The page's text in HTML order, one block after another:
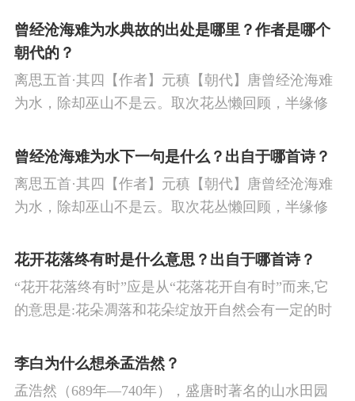
来欣赏一下一生必背的诗词名句，每一句都足够惊
艳。
曾经沧海难为水典故的出处是哪里？作者是哪个
朝代的？
离思五首·其四【作者】元稹【朝代】唐曾经沧海难
为水，除却巫山不是云。取次花丛懒回顾，半缘修
为顾；若除了巫山，别处的云便不称其为云。仓促
因为修道人的清心寡欲，一半是因为曾经拥有过的
你。赏析此为悼念亡妻韦丛之作。诗人运用“索物以
的恩爱，表达了对韦丛的忠贞与怀念之情。
曾经沧海难为水下一句是什么？出自于哪首诗？
离思五首·其四【作者】元稹【朝代】唐曾经沧海难
为水，除却巫山不是云。取次花丛懒回顾，半缘修
为顾；若除了巫山，别处的云便不称其为云。仓促
因为修道人的清心寡欲，一半是因为曾经拥有过的
你。
花开花落终有时是什么意思？出自于哪首诗？
“花开花落终有时”应是从“花落花开自有时”而来,它
的意思是:花朵凋落和花朵绽放开自然会有一定的时
李白为什么想杀孟浩然？
孟浩然（689年—740年），盛唐时著名的山水田园